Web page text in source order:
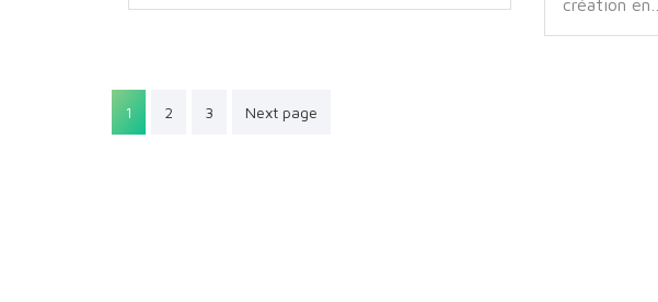
création en…
Pagination
1 2 3 Next page